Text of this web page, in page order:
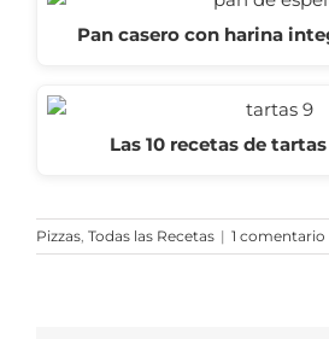
Pan casero con harina
Las 10 recetas de
Pizzas, Todas las Recetas | 1 comentario